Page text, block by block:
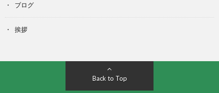
ブログ
挨拶
Back to Top